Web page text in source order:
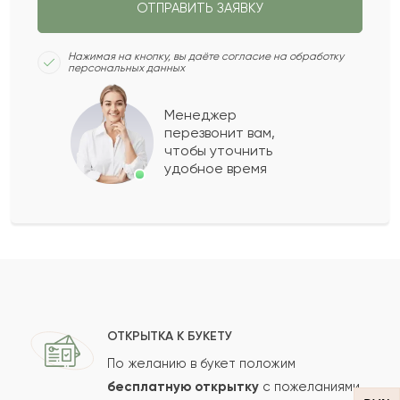
Талшибык
Показать еще
Ваш e-mail
ОТПРАВИТЬ ЗАЯВКУ
Нажимая на кнопку, вы даёте согласие на обработку
персональных данных
Менеджер
перезвонит вам,
чтобы уточнить
удобное время
ОТКРЫТКА К БУКЕТУ
По желанию в букет положим
бесплатную открытку с пожеланиями